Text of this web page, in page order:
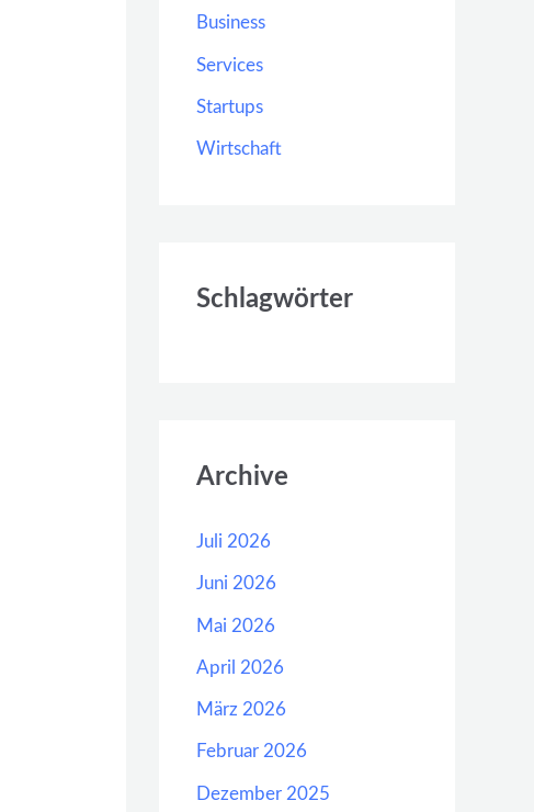
Business
Services
Startups
Wirtschaft
Schlagwörter
Archive
Juli 2026
Juni 2026
Mai 2026
April 2026
März 2026
Februar 2026
Dezember 2025